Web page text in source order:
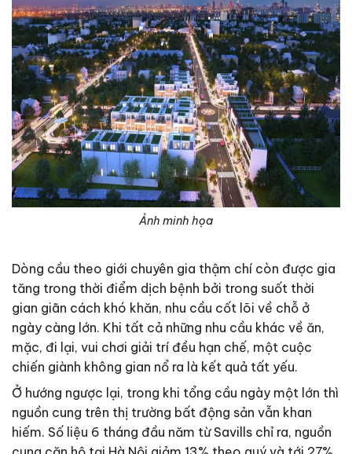
Ảnh minh họa
Dòng cầu theo giới chuyên gia thậm chí còn được gia
tăng trong thời điểm dịch bệnh bởi trong suốt thời
gian giãn cách khó khăn, nhu cầu cốt lõi về chỗ ở
ngày càng lớn. Khi tất cả những nhu cầu khác về ăn,
mặc, đi lại, vui chơi giải trí đều hạn chế, một cuộc
chiến giành không gian nổ ra là kết quả tất yếu.
Ở hướng ngược lại, trong khi tổng cầu ngày một lớn thì
nguồn cung trên thị trường bất động sản vẫn khan
hiếm. Số liệu 6 tháng đầu năm từ Savills chỉ ra, nguồn